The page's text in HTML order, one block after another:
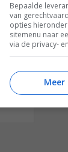
Bepaalde
van
opties
sitemenu naar
via de privacy-